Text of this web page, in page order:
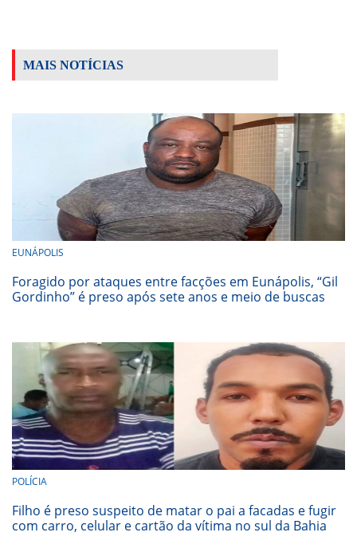
MAIS NOTÍCIAS
EUNÁPOLIS
Foragido por ataques entre facções em Eunápolis, “Gil
Gordinho” é preso após sete anos e meio de buscas
POLÍCIA
Filho é preso suspeito de matar o pai a facadas e fugir
com carro, celular e cartão da vítima no sul da Bahia